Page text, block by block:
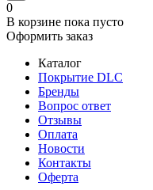
0
В корзине пока пусто
Оформить заказ
Каталог
Покрытие DLC
Бренды
Вопрос ответ
Отзывы
Оплата
Новости
Контакты
Оферта